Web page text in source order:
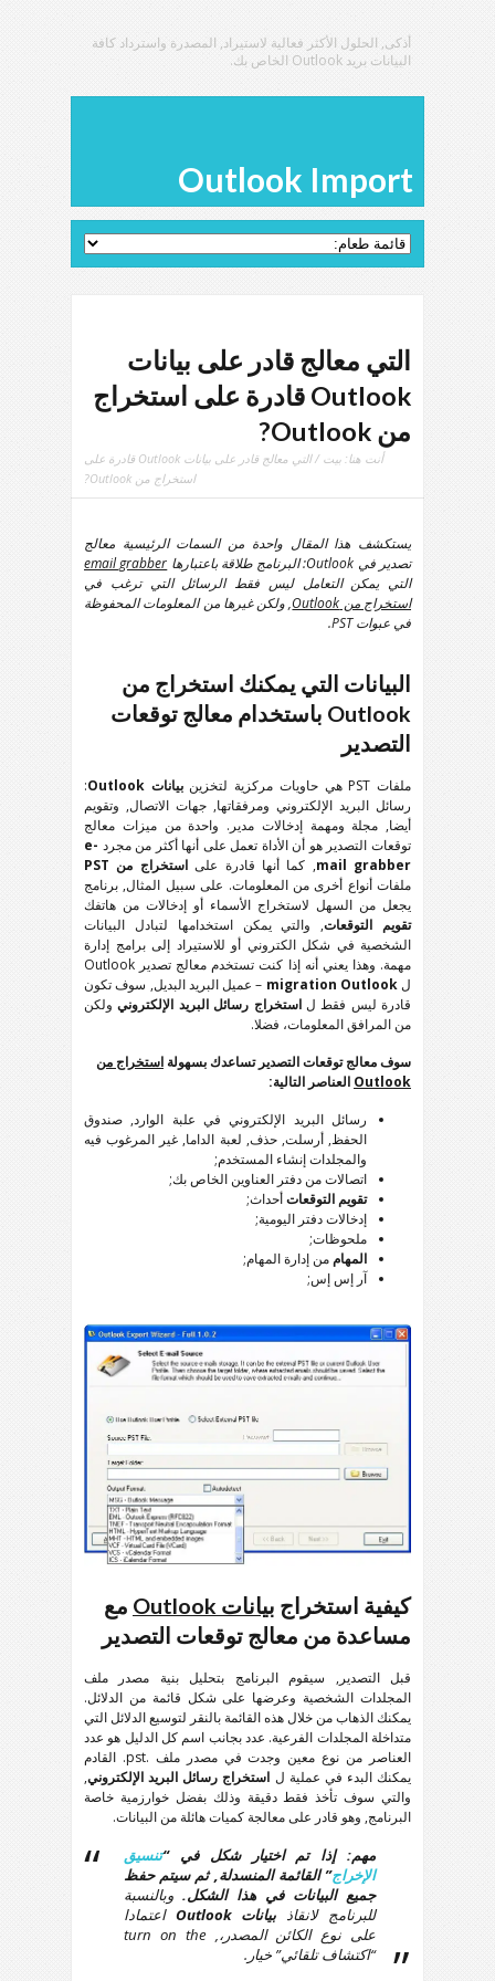
أذكى, الحلول الأكثر فعالية لاستيراد, المصدرة واسترداد كافة
البيانات بريد Outlook الخاص بك.
Outlook Import
التي معالج قادر على بيانات
Outlook قادرة على استخراج
من Outlook?
أنت هنا: بيت
/ التي معالج قادر على بيانات Outlook قادرة على
استخراج من Outlook?
يستكشف هذا المقال واحدة من السمات الرئيسية معالج
تصدير في Outlook: البرنامج طلاقة باعتبارها
email grabber
التي يمكن التعامل ليس فقط الرسائل التي ترغب في
استخراج من Outlook
, ولكن غيرها من المعلومات المحفوظة
في عبوات PST.
البيانات التي يمكنك استخراج من
Outlook باستخدام معالج توقعات
التصدير
ملفات PST هي حاويات مركزية لتخزين بيانات Outlook
:
رسائل البريد الإلكتروني ومرفقاتها, جهات الاتصال, وتقويم
أيضا, مجلة ومهمة إدخالات مدير. واحدة من ميزات معالج
توقعات التصدير هو أن الأداة تعمل على أنها أكثر من مجرد e-
mail grabber, كما أنها قادرة علىاستخراج من PST
ملفات أنواع أخرى من المعلومات. على سبيل المثال, برنامج
يجعل من السهل لاستخراج الأسماء أو إدخالات من هاتفك
تقويم التوقعات, والتي يمكن استخدامها لتبادل البيانات
الشخصية في شكل الكتروني أو للاستيراد إلى برامج إدارة
مهمة. وهذا يعني أنه إذا كنت تستخدم معالج تصدير Outlook
لmigration Outlook – عميل البريد البديل, سوف تكون
قادرة ليس فقط لاستخراج رسائل البريد الإلكترونيولكن
من المرافق المعلومات، فضلا.
سوف معالج توقعات التصدير تساعدك بسهولة استخراج من
Outlook العناصر التالية:
رسائل البريد الإلكتروني في علبة الوارد, صندوق
الحفظ, أرسلت, حذف, لعبة الداما, غير المرغوب فيه
والمجلدات إنشاء المستخدم;
اتصالات من دفتر العناوين الخاص بك;
تقويم التوقعاتأحداث;
إدخالات دفتر اليومية;
ملحوظات;
المهاممن إدارة المهام;
آر إس إس;
كيفية استخراج بيانات Outlook
مع
مساعدة من معالج توقعات التصدير
قبل التصدير, سيقوم البرنامج بتحليل بنية مصدر ملف
المجلدات الشخصية وعرضها على شكل قائمة من الدلائل.
يمكنك الذهاب من خلال هذه القائمة بالنقر لتوسيع الدلائل التي
متداخلة المجلدات الفرعية. عدد بجانب اسم كل الدليل هو عدد
العناصر من نوع معين وجدت في مصدر ملف .pst. القادم
يمكنك البدء في عملية ل استخراج رسائل البريد الإلكتروني,
والتي سوف تأخذ فقط دقيقة وذلك بفضل خوارزمية خاصة
البرنامج, وهو قادر على معالجة كميات هائلة من البيانات.
مهم: إذا تم اختيار شكل في “تنسيق
الإخراج” القائمة المنسدلة, ثم سيتم حفظ
جميع البيانات في هذا الشكل. وبالنسبة
للبرنامج لانقاذ بيانات Outlook
اعتمادا
على نوع الكائن المصدر،,turn on the
“اكتشاف تلقائي” خيار.